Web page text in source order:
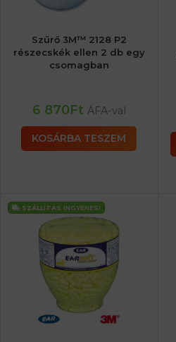
Szűrő 3M™ 2128 P2
részecskék ellen 2 db egy
csomagban
6 870Ft ÁFA-val
KOSÁRBA TESZEM
SZÁLLÍTÁS INGYENES!